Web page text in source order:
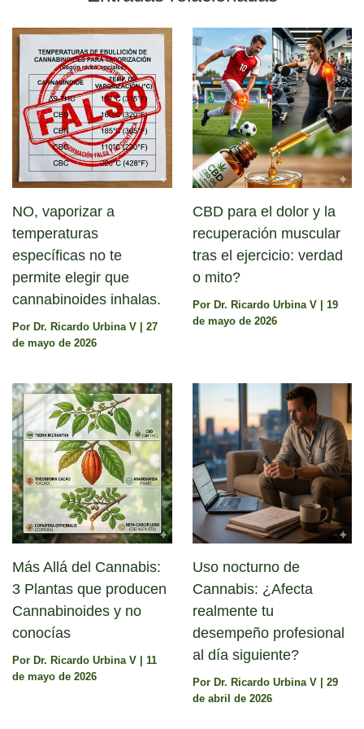
NO, vaporizar a
temperaturas
específicas no te
permite elegir que
cannabinoides inhalas.
Por Dr. Ricardo Urbina V
27
de mayo de 2026
CBD para el dolor y la
recuperación muscular
tras el ejercicio: verdad
o mito?
Por Dr. Ricardo Urbina V
19
de mayo de 2026
Más Allá del Cannabis:
3 Plantas que producen
Cannabinoides y no
conocías
Por Dr. Ricardo Urbina V
11
de mayo de 2026
Uso nocturno de
Cannabis: ¿Afecta
realmente tu
desempeño profesional
al día siguiente?
Por Dr. Ricardo Urbina V
29
de abril de 2026